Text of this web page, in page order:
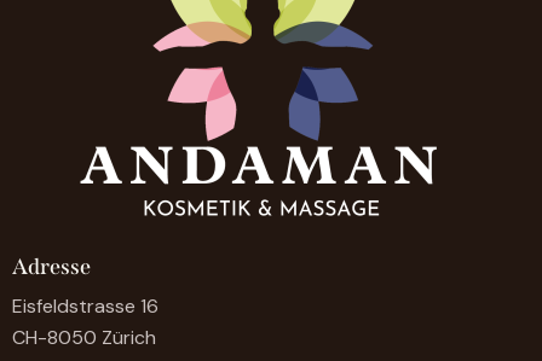
Adresse
Eisfeldstrasse 16
CH-8050 Zürich